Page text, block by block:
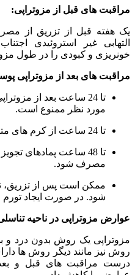
مراقبت‏ های قبل از مزوتراپی:
یک هفته قبل از تزریق از
التهابی غیر استروئیدی
خون‏ریزی و کبودی را در طول
مراقبت‏ های بعد از مزوتراپی
تا 24 ساعت بعد از
مورد نظر ممنوع است.
تا 24 ساعت از کرم ‏های متفرقه استفاده نشود.
تا 48 ساعت پمادهای
مصرف شود.
ممکن است پس از تزریق،
شود. در صورت ایجاد
عوارض مزوتراپی در ناحیه
مزوتراپی یک روش بدون درد
روش نیز مانند دیگر روش ها
درست مراقبت های قبل و